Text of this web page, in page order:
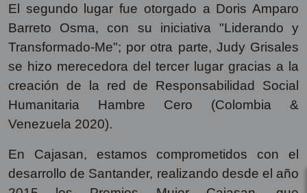
El segundo lugar fue otorgado a Doris Amparo
Barreto Osma, con su iniciativa "Liderando y
Transformado-Me"; por otra parte, Judy Grisales
se hizo merecedora del tercer lugar gracias a la
creación de la red de Responsabilidad Social
Humanitaria Hambre Cero (Colombia &
Venezuela 2020).
En Cajasan, estamos comprometidos con el
desarrollo de Santander, realizando desde el año